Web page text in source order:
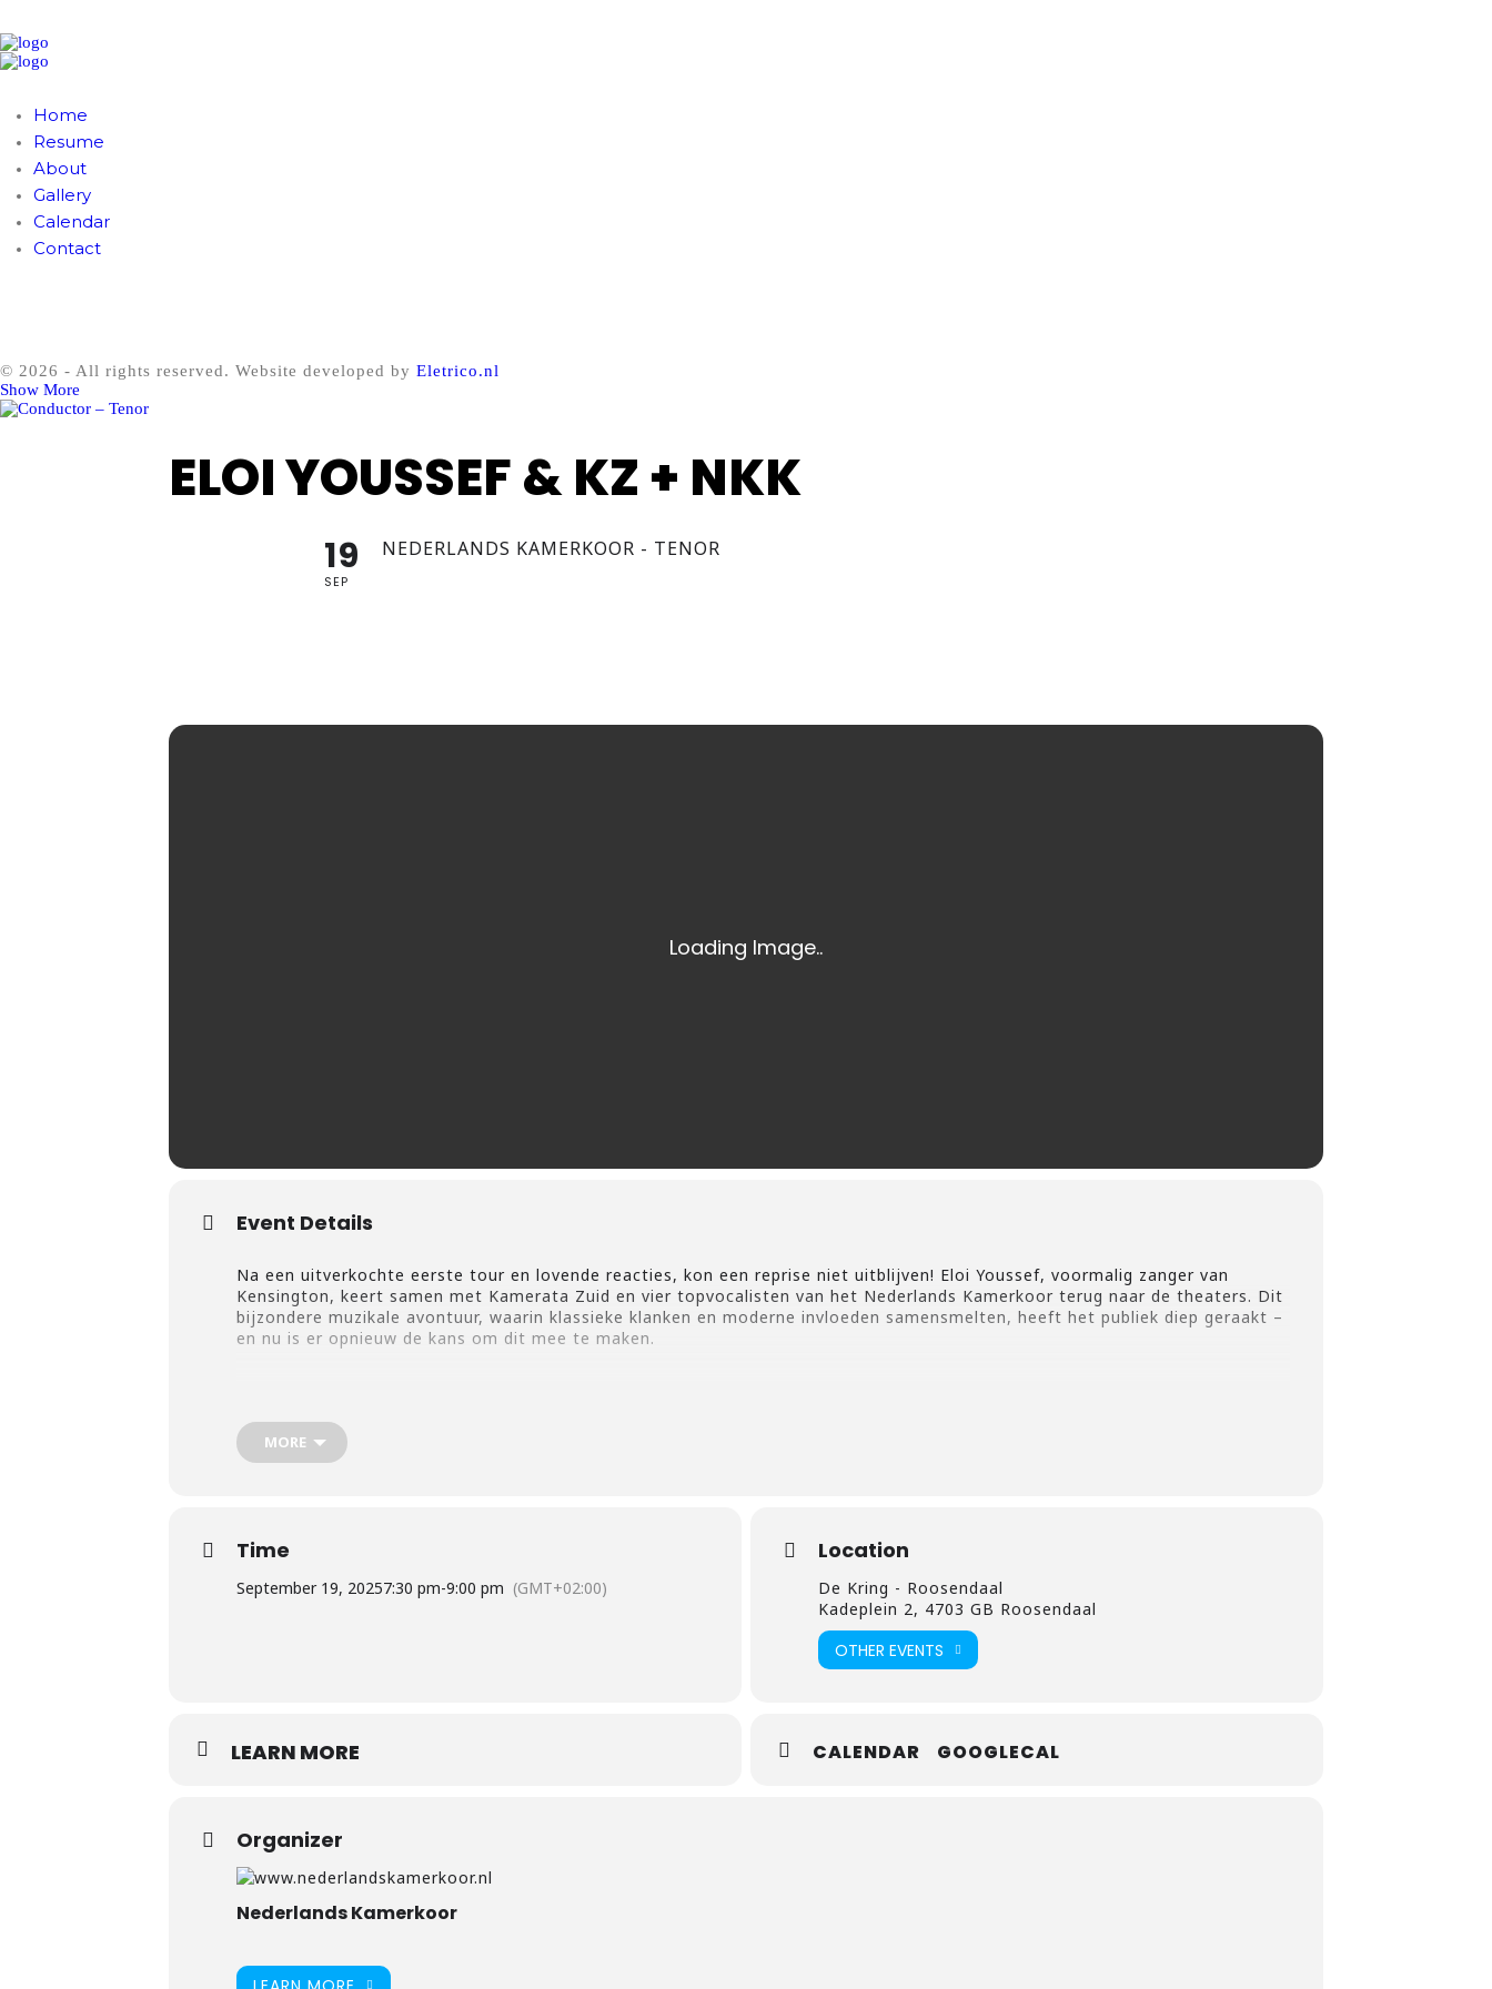
Home
Resume
About
Gallery
Calendar
Contact
© 2026 - All rights reserved. Website developed by Eletrico.nl
Show More
ELOI YOUSSEF & KZ + NKK
19
SEP
NEDERLANDS KAMERKOOR - TENOR
Event Details
Na een uitverkochte eerste tour en lovende reacties, kon een reprise niet uitblijven! Eloi Youssef, voormalig zanger van
Kensington, keert samen met Kamerata Zuid en vier topvocalisten van het Nederlands Kamerkoor terug naar de theaters. Dit
bijzondere muzikale avontuur, waarin klassieke klanken en moderne invloeden samensmelten, heeft het publiek diep geraakt –
en nu is er opnieuw de kans om dit mee te maken.
Van grootse klassieke composities tot iconische popsongs in nieuwe orkestraties – deze voorstelling overstijgt genres en
verwachtingen.
MORE
Time
September 19, 20257:30 pm-9:00 pm (GMT+02:00)
Location
De Kring - Roosendaal
Kadeplein 2, 4703 GB Roosendaal
OTHER EVENTS
LEARN MORE CALENDAR GOOGLECAL
Organizer
Nederlands Kamerkoor